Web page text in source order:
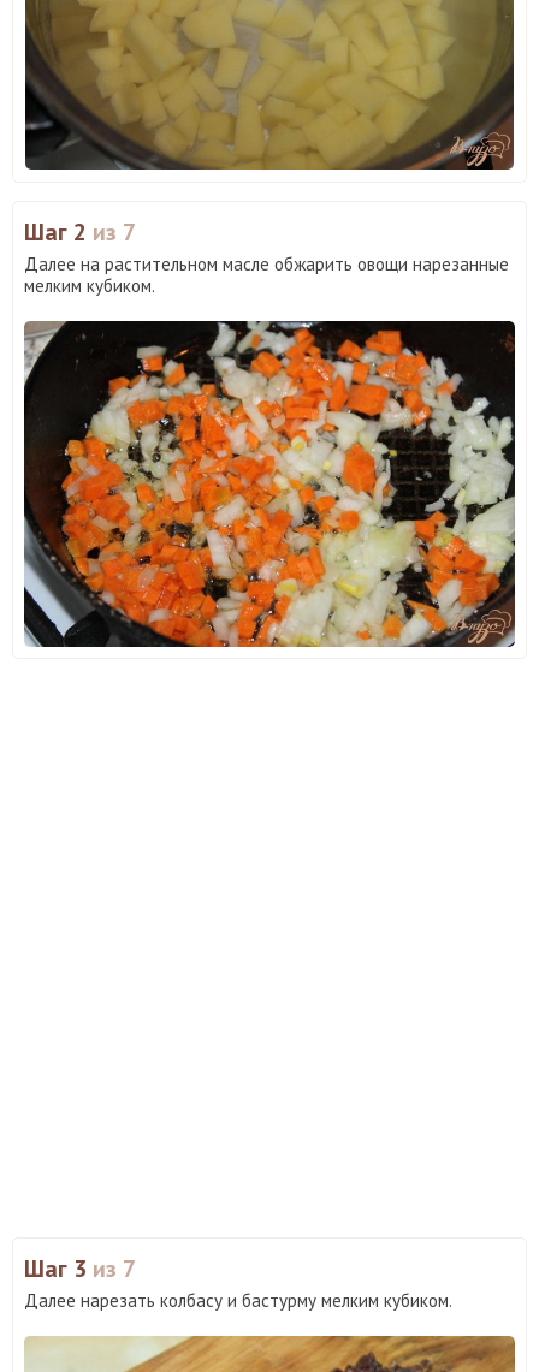
Шаг 2 из 7
Далее на растительном масле обжарить овощи нарезанные
мелким кубиком.
Шаг 3 из 7
Далее нарезать колбасу и бастурму мелким кубиком.